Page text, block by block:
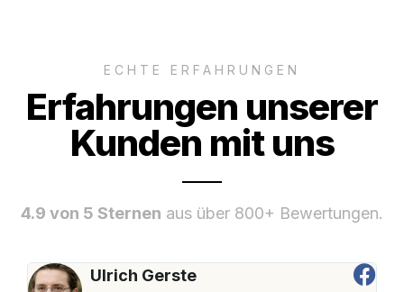
ECHTE ERFAHRUNGEN
Erfahrungen unserer
Kunden mit uns
4.9 von 5 Sternen aus über 800+ Bewertungen.
Ulrich Gerste